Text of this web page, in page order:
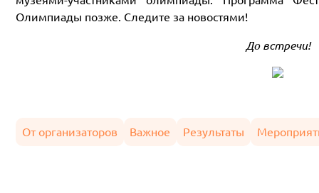
Олимпиады позже. Следите за новостями!
До встречи!
От организаторов Важное Результаты